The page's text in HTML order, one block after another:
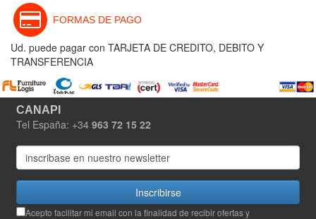
FORMAS DE PAGO
Ud. puede pagar con TARJETA DE CREDITO, DEBITO Y
TRANSFERENCIA
CANAPI
Tel España: +34 963 72 15 22
Inscribirse
Acepto facilitar mi email con la finalidad de recibir ofertas y